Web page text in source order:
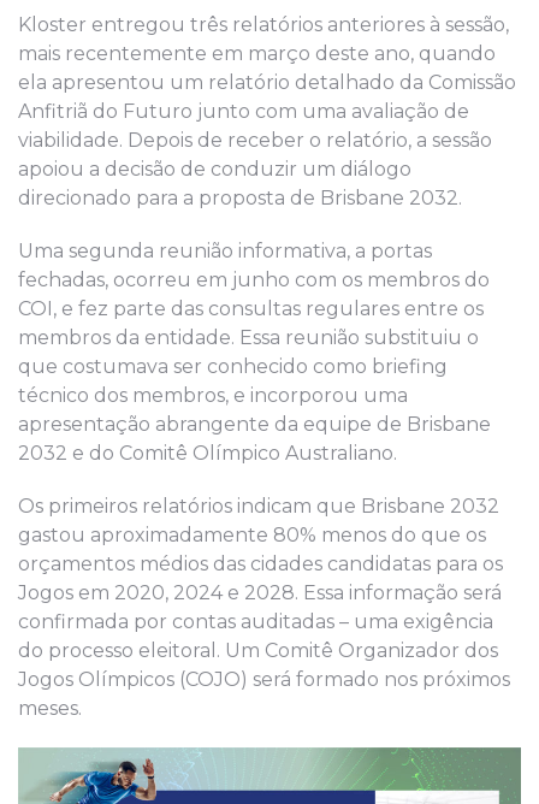
Kloster entregou três relatórios anteriores à sessão,
mais recentemente em março deste ano, quando
ela apresentou um relatório detalhado da Comissão
Anfitriã do Futuro junto com uma avaliação de
viabilidade. Depois de receber o relatório, a sessão
apoiou a decisão de conduzir um diálogo
direcionado para a proposta de Brisbane 2032.
Uma segunda reunião informativa, a portas
fechadas, ocorreu em junho com os membros do
COI, e fez parte das consultas regulares entre os
membros da entidade. Essa reunião substituiu o
que costumava ser conhecido como briefing
técnico dos membros, e incorporou uma
apresentação abrangente da equipe de Brisbane
2032 e do Comitê Olímpico Australiano.
Os primeiros relatórios indicam que Brisbane 2032
gastou aproximadamente 80% menos do que os
orçamentos médios das cidades candidatas para os
Jogos em 2020, 2024 e 2028. Essa informação será
confirmada por contas auditadas – uma exigência
do processo eleitoral. Um Comitê Organizador dos
Jogos Olímpicos (COJO) será formado nos próximos
meses.